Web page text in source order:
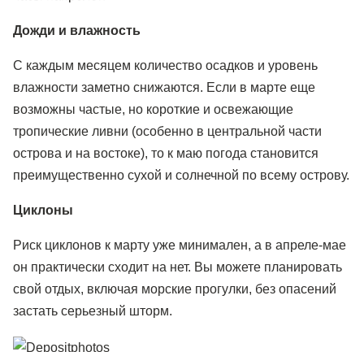
Дожди и влажность
С каждым месяцем количество осадков и уровень
влажности заметно снижаются. Если в марте еще
возможны частые, но короткие и освежающие
тропические ливни (особенно в центральной части
острова и на востоке), то к маю погода становится
преимущественно сухой и солнечной по всему острову.
Циклоны
Риск циклонов к марту уже минимален, а в апреле-мае
он практически сходит на нет. Вы можете планировать
свой отдых, включая морские прогулки, без опасений
застать серьезный шторм.